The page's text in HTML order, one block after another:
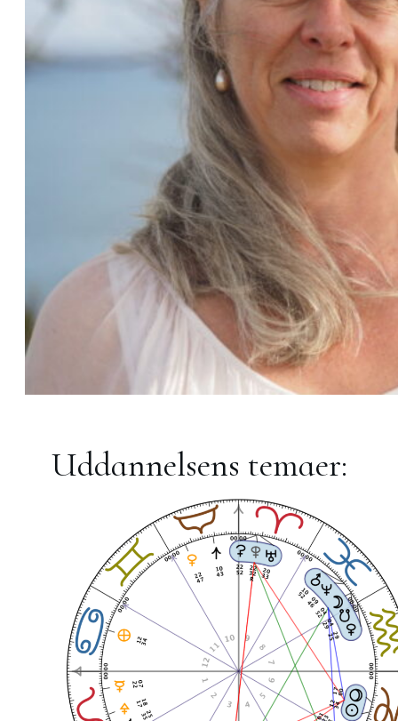
Uddannelsens temaer: